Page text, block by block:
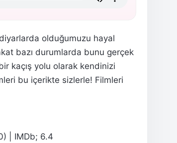
olduğumuzu hayal
bazı durumlarda bunu gerçek
kaçış yolu olarak kendinizi
bu içerikte sizlerle! Filmleri
| IMDb; 6.4